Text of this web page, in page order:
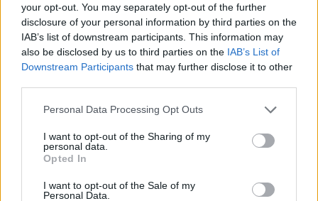
your opt-out. You may separately opt-out of the further
disclosure of your personal information by third parties on the
IAB’s list of downstream participants. This information may
also be disclosed by us to third parties on the IAB’s List of
Downstream Participants that may further disclose it to other
Personal Data Processing Opt Outs
I want to opt-out of the Sharing of my
personal data.
Opted In
I want to opt-out of the Sale of my
Personal Data.
Αδελφοποίηση δήμων Ιθάκης και
Εορδαίας
Έναρξη μιας νέας εποχής συνεργασίας και αδελφικών
δεσμών
07.04.2025 - 15.32